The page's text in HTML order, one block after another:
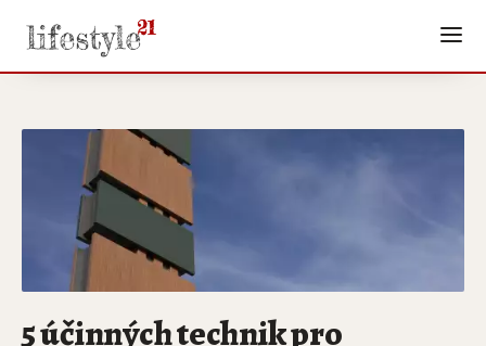
5 účinných technik pro